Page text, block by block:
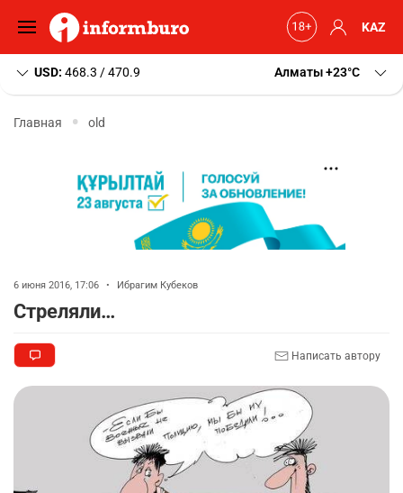
KAZ
USD: 468.3 / 470.9 Алматы+23 C
Главная old
6 июня 2016, 17:06 • Ибрагим Кубеков
Стреляли…
Написать автору